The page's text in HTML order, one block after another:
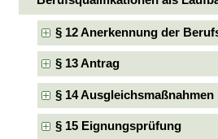
§ 12 Anerkennung der
§ 13 Antrag
§ 14 Ausgleichsmaßnahmen
§ 15 Eignungsprüfung